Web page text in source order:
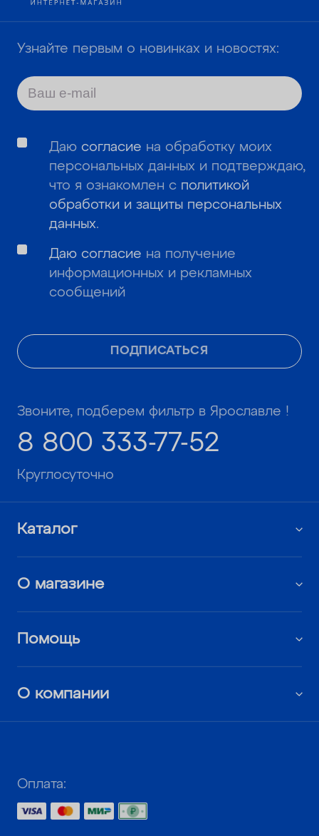
Узнайте первым о новинках и новостях:
ПОДПИСАТЬСЯ
Даю согласие на обработку моих
персональных данных и подтверждаю,
что я ознакомлен с политикой
обработки и защиты персональных
данных.
Даю согласие на получение
информационных и рекламных
сообщений
Звоните, подберем фильтр в Ярославле !
8 800 333-77-52
Круглосуточно
Каталог
О магазине
Помощь
О компании
Оплата: